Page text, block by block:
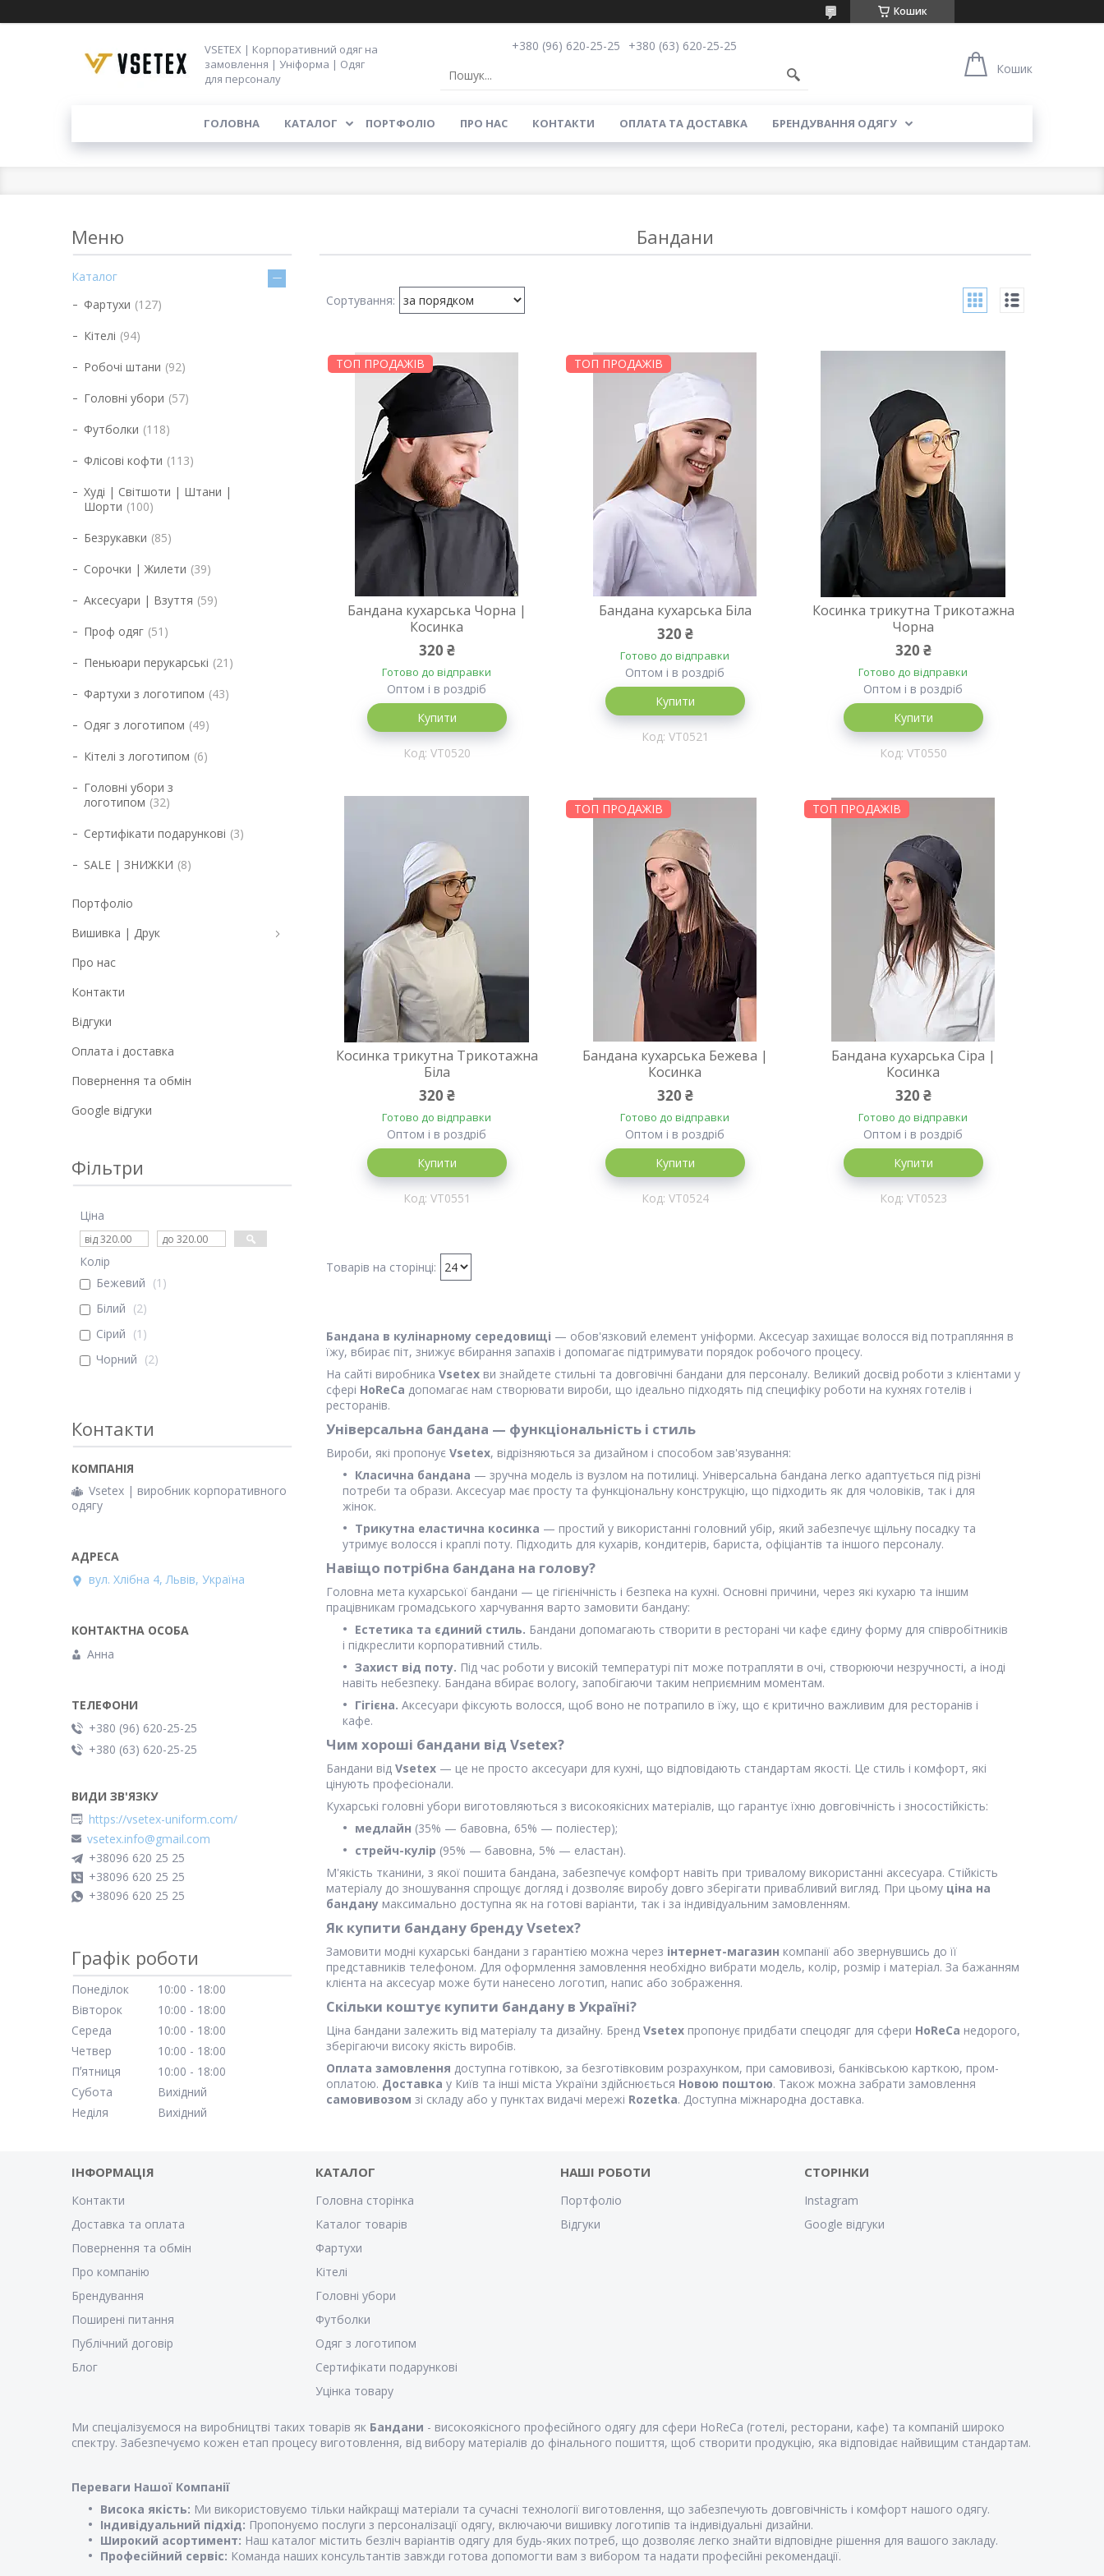
Кошик
VSETEX | Корпоративний одяг на
замовлення | Уніформа | Одяг
для персоналу
+380 (96) 620-25-25
+380 (63) 620-25-25
Кошик
ГОЛОВНА КАТАЛОГ ПОРТФОЛІО ПРО НАС КОНТАКТИ ОПЛАТА ТА ДОСТАВКА БРЕНДУВАННЯ ОДЯГУ
Бандани
ТОП ПРОДАЖІВ
Бандана кухарська Чорна |
Косинка
320 ₴
Готово до відправки
Оптом і в роздріб
Купити
VT0520
ТОП ПРОДАЖІВ
Бандана кухарська Біла
320 ₴
Готово до відправки
Оптом і в роздріб
Купити
VT0521
Косинка трикутна Трикотажна
Чорна
320 ₴
Готово до відправки
Оптом і в роздріб
Купити
VT0550
Косинка трикутна Трикотажна
Біла
320 ₴
Готово до відправки
Оптом і в роздріб
Купити
VT0551
ТОП ПРОДАЖІВ
Бандана кухарська Бежева |
Косинка
320 ₴
Готово до відправки
Оптом і в роздріб
Купити
VT0524
ТОП ПРОДАЖІВ
Бандана кухарська Сіра |
Косинка
320 ₴
Готово до відправки
Оптом і в роздріб
Купити
VT0523
Бандана в кулінарному середовищі — обов'язковий елемент уніформи. Аксесуар захищає волосся від потрапляння в
їжу, вбирає піт, знижує вбирання запахів і допомагає підтримувати порядок робочого процесу.
На сайті виробника Vsetex ви знайдете стильні та довговічні бандани для персоналу. Великий досвід роботи з клієнтами у
сфері HoReCa допомагає нам створювати вироби, що ідеально підходять під специфіку роботи на кухнях готелів і
ресторанів.
Універсальна бандана — функціональність і стиль
Вироби, які пропонує Vsetex, відрізняються за дизайном і способом зав'язування:
Класична бандана — зручна модель із вузлом на потилиці. Універсальна бандана легко адаптується під різні
потреби та образи. Аксесуар має просту та функціональну конструкцію, що підходить як для чоловіків, так і для
жінок.
Трикутна еластична косинка — простий у використанні головний убір, який забезпечує щільну посадку та
утримує волосся і краплі поту. Підходить для кухарів, кондитерів, бариста, офіціантів та іншого персоналу.
Навіщо потрібна бандана на голову?
Головна мета кухарської бандани — це гігієнічність і безпека на кухні. Основні причини, через які кухарю та іншим
працівникам громадського харчування варто замовити бандану:
Естетика та єдиний стиль. Бандани допомагають створити в ресторані чи кафе єдину форму для співробітників
і підкреслити корпоративний стиль.
Захист від поту. Під час роботи у високій температурі піт може потрапляти в очі, створюючи незручності, а іноді
навіть небезпеку. Бандана вбирає вологу, запобігаючи таким неприємним моментам.
Гігієна. Аксесуари фіксують волосся, щоб воно не потрапило в їжу, що є критично важливим для ресторанів і
кафе.
Чим хороші бандани від Vsetex?
Бандани від Vsetex — це не просто аксесуари для кухні, що відповідають стандартам якості. Це стиль і комфорт, які
цінують професіонали.
Кухарські головні убори виготовляються з високоякісних матеріалів, що гарантує їхню довговічність і зносостійкість:
медлайн (35% — бавовна, 65% — поліестер);
стрейч-кулір (95% — бавовна, 5% — еластан).
М'якість тканини, з якої пошита бандана, забезпечує комфорт навіть при тривалому використанні аксесуара. Стійкість
матеріалу до зношування спрощує догляд і дозволяє виробу довго зберігати привабливий вигляд. При цьому ціна на
бандану максимально доступна як на готові варіанти, так і за індивідуальним замовленням.
Як купити бандану бренду Vsetex?
Замовити модні кухарські бандани з гарантією можна через інтернет-магазин компанії або звернувшись до її
представників телефоном. Для оформлення замовлення необхідно вибрати модель, колір, розмір і матеріал. За бажанням
клієнта на аксесуар може бути нанесено логотип, напис або зображення.
Скільки коштує купити бандану в Україні?
Ціна бандани залежить від матеріалу та дизайну. Бренд Vsetex пропонує придбати спецодяг для сфери HoReCa недорого,
зберігаючи високу якість виробів.
Оплата замовлення доступна готівкою, за безготівковим розрахунком, при самовивозі, банківською карткою, пром-
оплатою. Доставка у Київ та інші міста України здійснюється Новою поштою. Також можна забрати замовлення
самовивозом зі складу або у пунктах видачі мережі Rozetka. Доступна міжнародна доставка.
Каталог
Фартухи 127
Кітелі 94
Робочі штани 92
Головні убори 57
Футболки 118
Флісові кофти 113
Худі | Світшоти | Штани |
Шорти 100
Безрукавки 85
Сорочки | Жилети 39
Аксесуари | Взуття 59
Проф одяг 51
Пеньюари перукарські 21
Фартухи з логотипом 43
Одяг з логотипом 49
Кітелі з логотипом 6
Головні убори з
логотипом 32
Сертифікати подарункові 3
SALE | ЗНИЖКИ 8
Портфоліо
Вишивка | Друк
Про нас
Контакти
Відгуки
Оплата і доставка
Повернення та обмін
Google відгуки
Фільтри
Ціна
Колір
Бежевий
1
Білий
2
Сірий
1
Чорний
2
Контакти
Vsetex | виробник корпоративного
одягу
вул. Хлібна 4, Львів, Україна
Анна
+380 (96) 620-25-25
+380 (63) 620-25-25
https://vsetex-uniform.com/
vsetex.info@gmail.com
+38096 620 25 25
+38096 620 25 25
+38096 620 25 25
Графік роботи
Понеділок 10:00
18:00
Вівторок
10:00
18:00
Середа
10:00
18:00
Четвер
10:00
18:00
Пʼятниця
10:00
18:00
Субота
Вихідний
Неділя
Вихідний
ІНФОРМАЦІЯ
Контакти
Доставка та оплата
Повернення та обмін
Про компанію
Брендування
Поширені питання
Публічний договір
Блог
КАТАЛОГ
Головна сторінка
Каталог товарів
Фартухи
Кітелі
Головні убори
Футболки
Одяг з логотипом
Сертифікати подарункові
Уцінка товару
НАШІ РОБОТИ
Портфоліо
Відгуки
СТОРІНКИ
Instagram
Google відгуки
Ми спеціалізуємося на виробництві таких товарів як Бандани - високоякісного професійного одягу для сфери HoReCa (готелі, ресторани, кафе) та компаній широко
спектру. Забезпечуємо кожен етап процесу виготовлення, від вибору матеріалів до фінального пошиття, щоб створити продукцію, яка відповідає найвищим стандартам.
Переваги Нашої Компанії
Висока якість: Ми використовуємо тільки найкращі матеріали та сучасні технології виготовлення, що забезпечують довговічність і комфорт нашого одягу.
Індивідуальний підхід: Пропонуємо послуги з персоналізації одягу, включаючи вишивку логотипів та індивідуальні дизайни.
Широкий асортимент: Наш каталог містить безліч варіантів одягу для будь-яких потреб, що дозволяє легко знайти відповідне рішення для вашого закладу.
Професійний сервіс: Команда наших консультантів завжди готова допомогти вам з вибором та надати професійні рекомендації.